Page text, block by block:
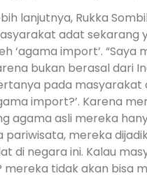
lanjutnya, Rukka
adat sekarang
‘agama import’.
bukan berasal dari
pada masyarakat
import?’. Karena
agama asli mereka
mereka
di negara ini. Kalau
mereka tidak akan bisa